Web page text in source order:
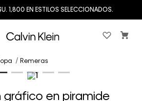
1,800 EN ESTILOS SELECCIONADOS.
Remeras
gráfico en piramide